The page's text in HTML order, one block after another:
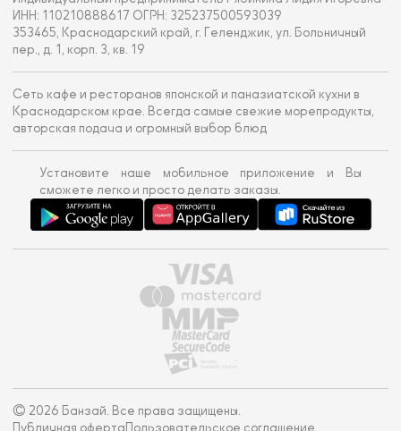
ИНН: 110210888617 ОГРН: 325237500593039
353465, Краснодарский край, г. Геленджик, ул. Больничный
пер., д. 1, корп. 3, кв. 19
Сеть кафе и ресторанов японской и паназиатской кухни в
Краснодарском крае. Всегда самые свежие морепродукты,
авторская подача и огромный выбор блюд
Установите наше мобильное приложение и Вы
сможете легко и просто делать заказы.
© 2026 Банзай. Все права защищены.
Публичная оферта Пользовательское соглашение